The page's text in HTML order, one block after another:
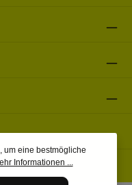
um eine bestmögliche
Informationen ...